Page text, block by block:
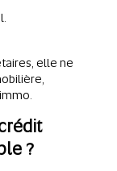
elle ne
?